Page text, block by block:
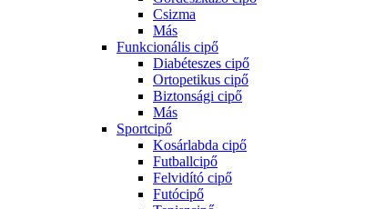
Csizma
Más
Funkcionális cipő
Diabéteszes cipő
Ortopetikus cipő
Biztonsági cipő
Más
Sportcipő
Kosárlabda cipő
Futballcipő
Felvidító cipő
Futócipő